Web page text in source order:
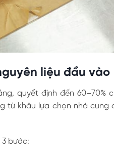
liệu đầu vào
quyết định đến 60–70%
từ khâu lựa chọn nhà cung
bước: